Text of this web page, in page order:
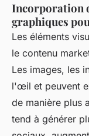
Incorporation
graphiques
Les éléments
le contenu
Les images, les
l'œil et peuvent
de manière plus
tend à générer